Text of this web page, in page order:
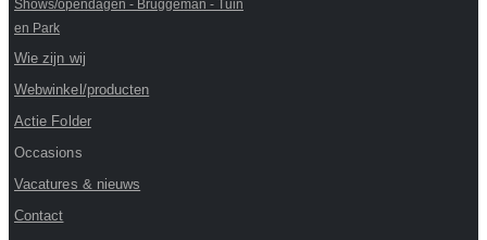
Shows/opendagen - Bruggeman - Tuin
en Park
Wie zijn wij
Webwinkel/producten
Actie Folder
Occasions
Vacatures & nieuws
Contact